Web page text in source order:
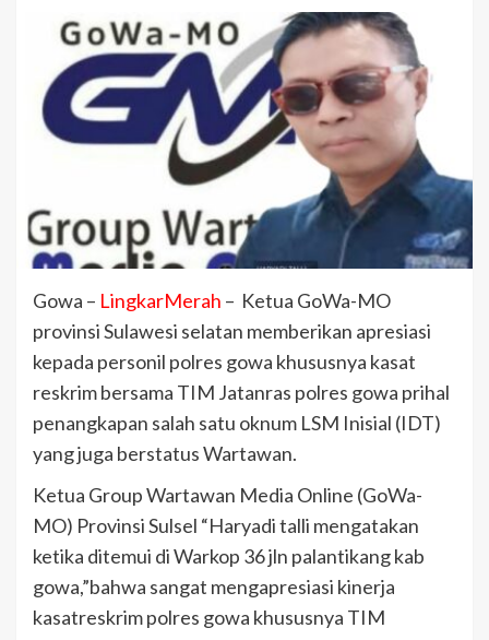
Gowa – LingkarMerah – Ketua GoWa-MO
provinsi Sulawesi selatan memberikan apresiasi
kepada personil polres gowa khususnya kasat
reskrim bersama TIM Jatanras polres gowa prihal
penangkapan salah satu oknum LSM Inisial (IDT)
yang juga berstatus Wartawan.
Ketua Group Wartawan Media Online (GoWa-
MO) Provinsi Sulsel “Haryadi talli mengatakan
ketika ditemui di Warkop 36 jln palantikang kab
gowa,”bahwa sangat mengapresiasi kinerja
kasatreskrim polres gowa khususnya TIM